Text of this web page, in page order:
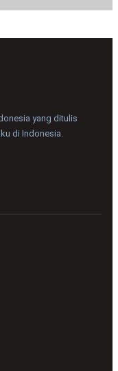
yang ditulis
di Indonesia.